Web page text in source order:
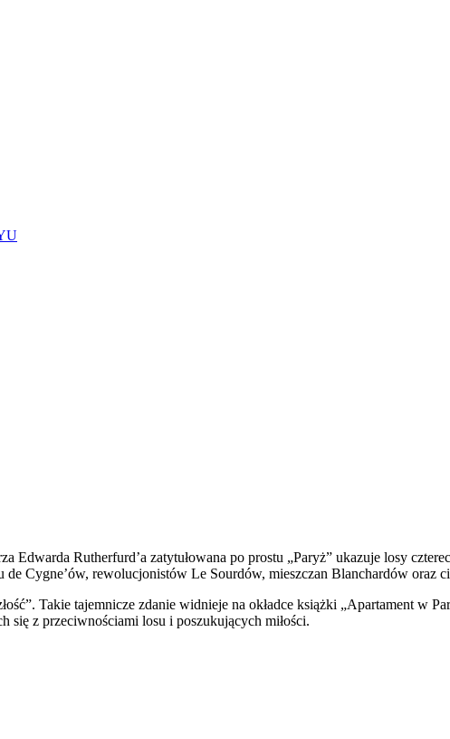
Edwarda Rutherfurd’a zatytułowana po prostu „Paryż” ukazuje losy
Cygne’ów, rewolucjonistów Le Sourdów, mieszczan Blanchardów oraz
Takie tajemnicze zdanie widnieje na okładce książki „Apartament w
się z przeciwnościami losu i poszukujących miłości.